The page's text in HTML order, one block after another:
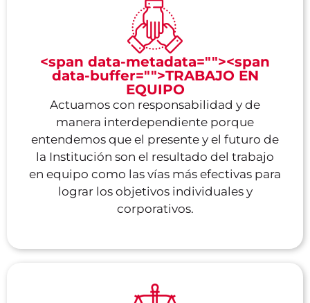
<span data-metadata=""><span
data-buffer="">TRABAJO EN
EQUIPO
Actuamos con responsabilidad y de
manera interdependiente porque
entendemos que el presente y el futuro de
la Institución son el resultado del trabajo
en equipo como las vías más efectivas para
lograr los objetivos individuales y
corporativos.